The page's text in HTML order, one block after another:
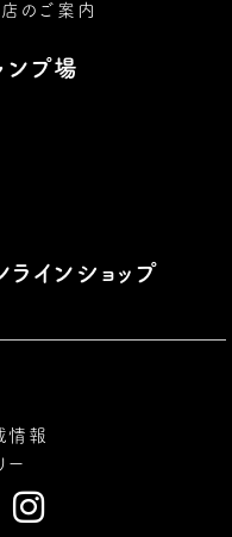
のご案内
ンプ場
ラインショップ
情報
ー